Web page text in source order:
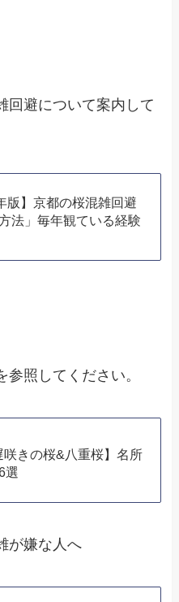
回避について案内して
版】京都の桜混雑回避
方法」毎年観ている経験
照してください。
咲きの桜&八重桜】名所
選
が嫌な人へ